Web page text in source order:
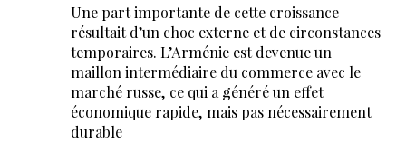
Une part importante de cette croissance
résultait d’un choc externe et de circonstances
temporaires. L’Arménie est devenue un
maillon intermédiaire du commerce avec le
marché russe, ce qui a généré un effet
économique rapide, mais pas nécessairement
durable